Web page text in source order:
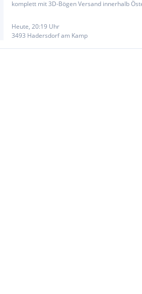
komplett mit 3D-Bögen Versand innerhalb
Beides...
Heute, 20:19 Uhr
3493 Hadersdorf am Kamp